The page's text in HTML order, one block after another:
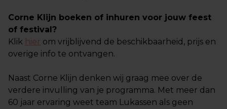
Corne Klijn boeken of inhuren voor jouw feest
of festival?
Klik hier om vrijblijvend de beschikbaarheid, prijs en
overige info te ontvangen.
Naast Corne Klijn denken wij graag mee over de
verdere invulling van je programma. Met meer dan
60 jaar ervaring weet team Lukassen als geen